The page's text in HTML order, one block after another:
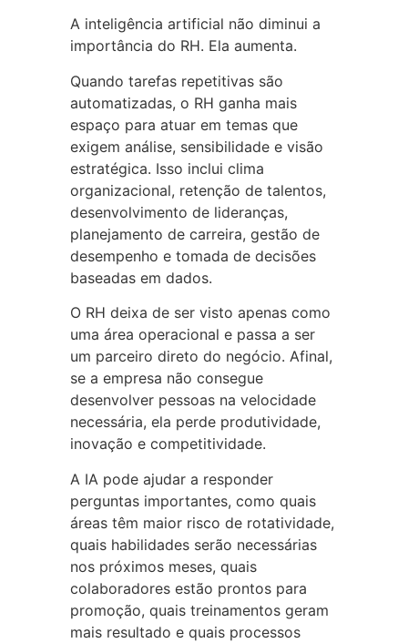
A inteligência artificial não diminui a
importância do RH. Ela aumenta.
Quando tarefas repetitivas são
automatizadas, o RH ganha mais
espaço para atuar em temas que
exigem análise, sensibilidade e visão
estratégica. Isso inclui clima
organizacional, retenção de talentos,
desenvolvimento de lideranças,
planejamento de carreira, gestão de
desempenho e tomada de decisões
baseadas em dados.
O RH deixa de ser visto apenas como
uma área operacional e passa a ser
um parceiro direto do negócio. Afinal,
se a empresa não consegue
desenvolver pessoas na velocidade
necessária, ela perde produtividade,
inovação e competitividade.
A IA pode ajudar a responder
perguntas importantes, como quais
áreas têm maior risco de rotatividade,
quais habilidades serão necessárias
nos próximos meses, quais
colaboradores estão prontos para
promoção, quais treinamentos geram
mais resultado e quais processos